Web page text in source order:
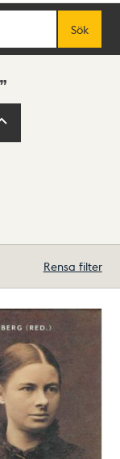
Sök
Rensa filter